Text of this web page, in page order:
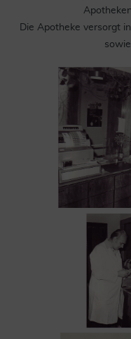
Die Apotheke versorgt